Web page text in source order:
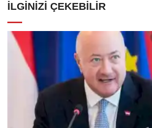
İLGINIZI ÇEKEBILIR